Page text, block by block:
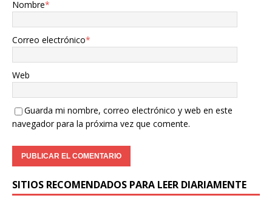
Nombre*
Correo electrónico*
Web
Guarda mi nombre, correo electrónico y web en este
navegador para la próxima vez que comente.
SITIOS RECOMENDADOS PARA LEER DIARIAMENTE